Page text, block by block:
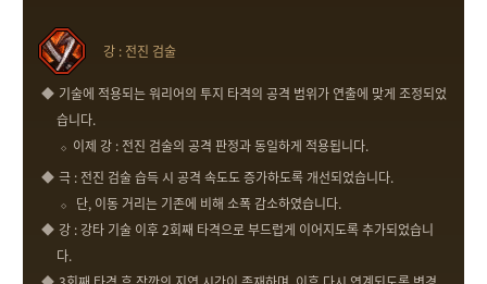
강 : 전진 검술
기술에 적용되는 워리어의 투지 타격의 공격 범위가 연출에 맞게 조정되었
습니다.
이제 강 : 전진 검술의 공격 판정과 동일하게 적용됩니다.
극 : 전진 검술 습득 시 공격 속도도 증가하도록 개선되었습니다.
단, 이동 거리는 기존에 비해 소폭 감소하였습니다.
강 : 강타 기술 이후 2회째 타격으로 부드럽게 이어지도록 추가되었습니
다.